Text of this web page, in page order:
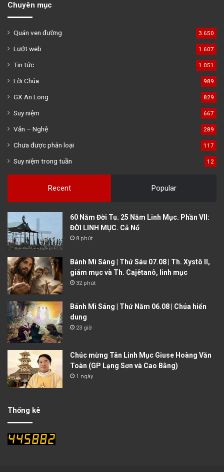
Chuyên mục
Quán ven đường 3.650
Lướt web 1.607
Tin tức 1.051
Lời Chúa 989
GX An Long 829
Suy niệm 667
Văn – Nghệ 289
Chưa được phân loại 117
Suy niệm trong tuần 12
Recent Popular
60 Năm Đời Tu. 25 Năm Linh Mục. Phần VII:
ĐỜI LINH MỤC. Cả Nổ
8 phút
Bánh Mì Sáng | Thứ Sáu 07.08 | Th. Xystô II,
giám mục và Th. Cajêtanô, linh mục
32 phút
Bánh Mì Sáng | Thứ Năm 06.08 | Chúa hiển
dung
23 giờ
Chúc mừng Tân Linh Mục Giuse Hoàng Văn
Toàn (GP Lạng Sơn và Cao Bằng)
1 ngày
Thống kê